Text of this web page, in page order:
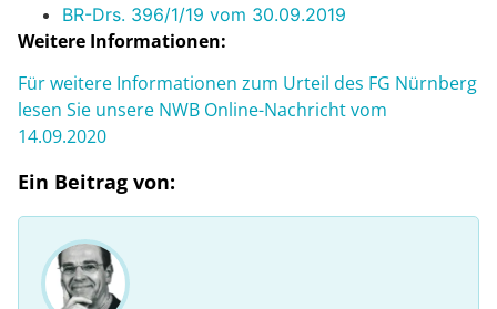
BR-Drs. 396/1/19 vom 30.09.2019
Weitere Informationen:
Für weitere Informationen zum Urteil des FG Nürnberg
lesen Sie unsere NWB Online-Nachricht vom
14.09.2020
Ein Beitrag von: